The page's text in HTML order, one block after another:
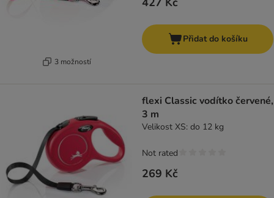
3 možností
Přidat do košíku
flexi Classic vodítko červené,
3 m
Velikost XS: do 12 kg
269 Kč
Not rated